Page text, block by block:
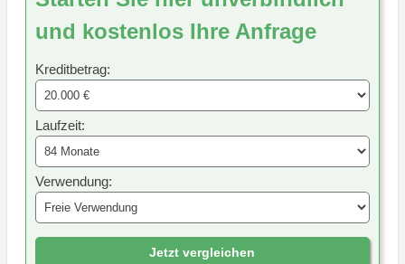
und kostenlos Ihre Anfrage
Kreditbetrag:
Laufzeit:
Verwendung:
Jetzt vergleichen